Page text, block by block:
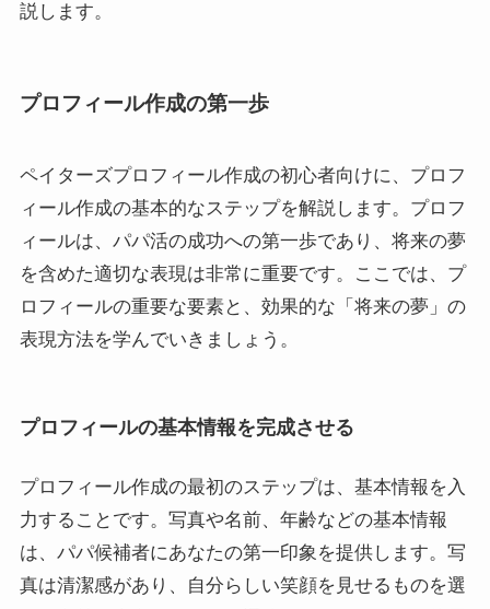
説します。
プロフィール作成の第一歩
ペイターズプロフィール作成の初心者向けに、プロフ
ィール作成の基本的なステップを解説します。プロフ
ィールは、パパ活の成功への第一歩であり、将来の夢
を含めた適切な表現は非常に重要です。ここでは、プ
ロフィールの重要な要素と、効果的な「将来の夢」の
表現方法を学んでいきましょう。
プロフィールの基本情報を完成させる
プロフィール作成の最初のステップは、基本情報を入
力することです。写真や名前、年齢などの基本情報
は、パパ候補者にあなたの第一印象を提供します。写
真は清潔感があり、自分らしい笑顔を見せるものを選